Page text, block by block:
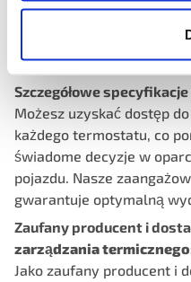
wyszukiwania
i zapewnij precyzyjne
Szczegółowe
Możesz uzyskać dostęp
każdego termostatu, co
świadome decyzje w
pojazdu. Nasze
gwarantuje optymalną
Zaufany producent i
zarządzania termicznego
Jako zaufany producent i